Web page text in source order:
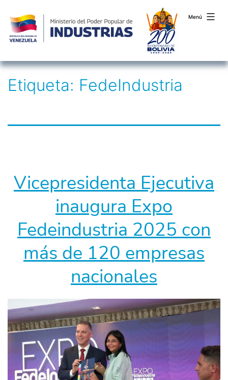
Saltar
Menú
Etiqueta: FedeIndustria
Vicepresidenta Ejecutiva
inaugura Expo
Fedeindustria 2025 con
más de 120 empresas
nacionales